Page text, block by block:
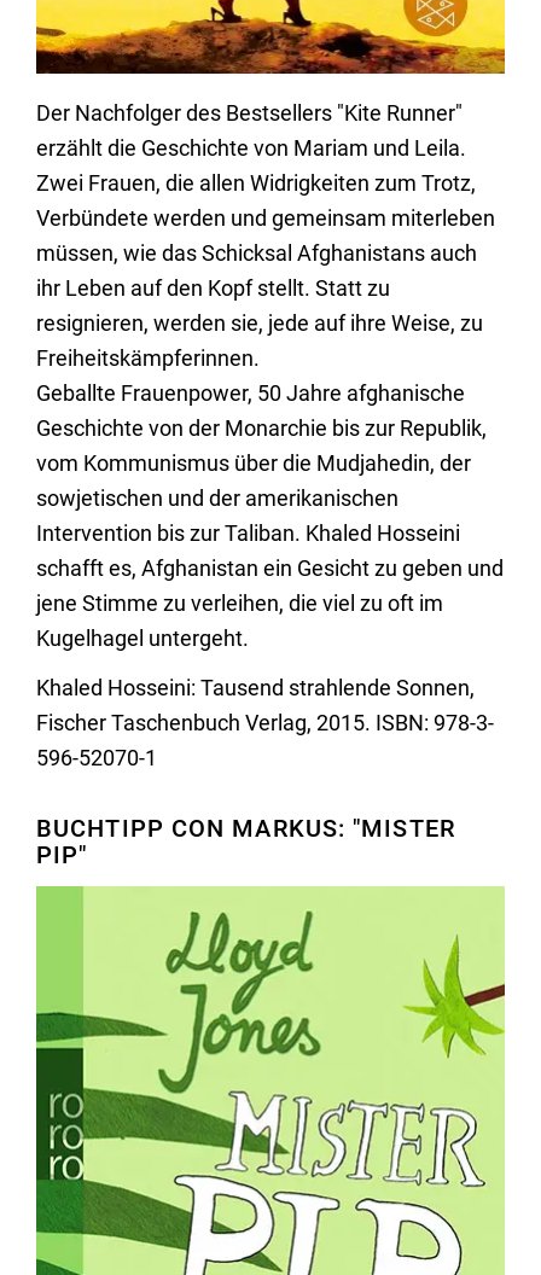
Der Nachfolger des Bestsellers "Kite Runner"
erzählt die Geschichte von Mariam und Leila.
Zwei Frauen, die allen Widrigkeiten zum Trotz,
Verbündete werden und gemeinsam miterleben
müssen, wie das Schicksal Afghanistans auch
ihr Leben auf den Kopf stellt. Statt zu
resignieren, werden sie, jede auf ihre Weise, zu
Freiheitskämpferinnen.
Geballte Frauenpower, 50 Jahre afghanische
Geschichte von der Monarchie bis zur Republik,
vom Kommunismus über die Mudjahedin, der
sowjetischen und der amerikanischen
Intervention bis zur Taliban. Khaled Hosseini
schafft es, Afghanistan ein Gesicht zu geben und
jene Stimme zu verleihen, die viel zu oft im
Kugelhagel untergeht.
Khaled Hosseini: Tausend strahlende Sonnen,
Fischer Taschenbuch Verlag, 2015. ISBN: 978-3-
596-52070-1
BUCHTIPP CON MARKUS: "MISTER
PIP"